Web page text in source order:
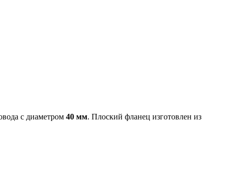
с диаметром 40 мм. Плоский фланец изготовлен из